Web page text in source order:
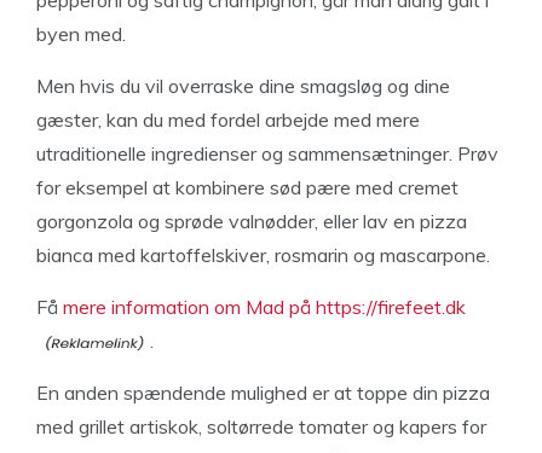
byen med.
Men hvis du vil overraske dine smagsløg og dine
gæster, kan du med fordel arbejde med mere
utraditionelle ingredienser og sammensætninger. Prøv
for eksempel at kombinere sød pære med cremet
gorgonzola og sprøde valnødder, eller lav en pizza
bianca med kartoffelskiver, rosmarin og mascarpone.
Få mere information om Mad på https://firefeet.dk
En anden spændende mulighed er at toppe din pizza
med grillet artiskok, soltørrede tomater og kapers for